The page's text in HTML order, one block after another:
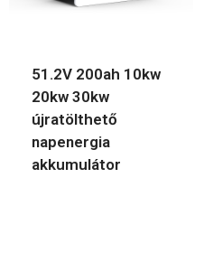
51.2V 200ah 10kw
20kw 30kw
újratölthető
napenergia
akkumulátor